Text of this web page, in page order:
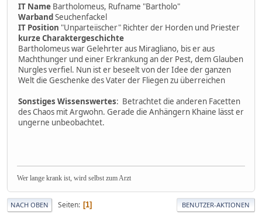
IT Name Bartholomeus, Rufname "Bartholo"
WarbandSeuchenfackel
IT Position "Unparteiischer" Richter der Horden und Priester
kurze Charaktergeschichte
Bartholomeus war Gelehrter aus Miragliano, bis er aus
Machthunger und einer Erkrankung an der Pest, dem Glauben
Nurgles verfiel. Nun ist er beseelt von der Idee der ganzen
Welt die Geschenke des Vater der Fliegen zu überreichen
Sonstiges Wissenswertes: Betrachtet die anderen Facetten
des Chaos mit Argwohn. Gerade die Anhängern Khaine lässt er
ungerne unbeobachtet.
Wer lange krank ist, wird selbst zum Arzt
NACH OBEN Seiten 1 BENUTZER-AKTIONEN